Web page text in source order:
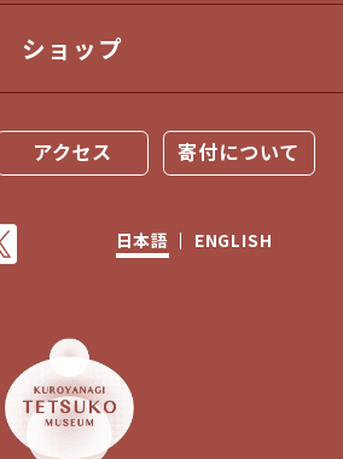
ショップ
アクセス 寄付について
日本語 ENGLISH